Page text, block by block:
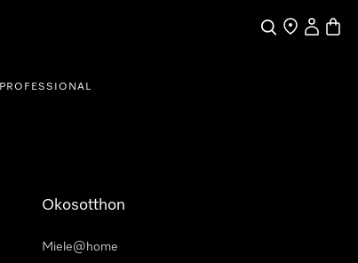
KeresesÜzletkereső
Saját profil
PROFESSIONAL
Okosotthon
Miele@home